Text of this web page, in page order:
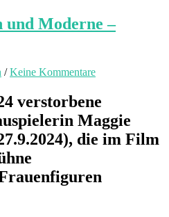
und Moderne –
/Keine Kommentare
verstorbene
Maggie
die im Film